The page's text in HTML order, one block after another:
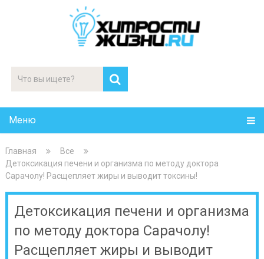
Меню
Главная
Все
Детоксикация печени и организма по методу доктора
Сарачолу! Расщепляет жиры и выводит токсины!
Детоксикация печени и организма
по методу доктора Сарачолу!
Расщепляет жиры и выводит